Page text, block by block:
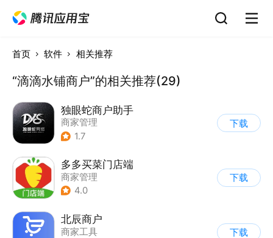
首页 软件 相关推荐
“滴滴水铺商户”的相关推荐(29)
独眼蛇商户助手
商家管理
1.7
下载
多多买菜门店端
商家管理
4.0
下载
北辰商户
商家工具
下载